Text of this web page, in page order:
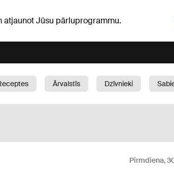
atjaunot Jūsu pārluprogrammu.
Ārvalstīs Dzīvnieki
Pirmdiena,